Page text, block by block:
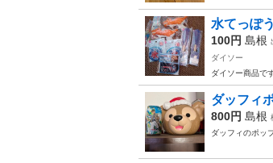
水てっぽ
100円 島根
ダイソー
ダイソー商品です
ダッフィ
800円 島根
ダッフィのポッ